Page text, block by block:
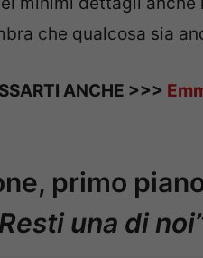
che qualcosa sia
ANCHE >>>
primo
una di